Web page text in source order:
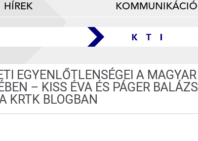
HÍREK KOMMUNIKÁCIÓ
EGYENLŐTLENSÉGEI A MAGYAR
– KISS ÉVA ÉS PÁGER BALÁZS
KRTK BLOGBAN